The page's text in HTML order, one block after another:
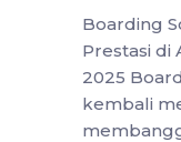
Boarding
Prestasi di
2025
kembali